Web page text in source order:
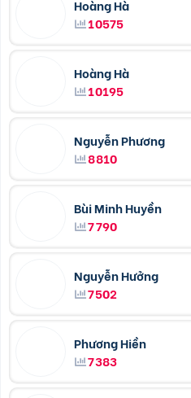
Hoàng Hà
10575
Hoàng Hà
10195
Nguyễn Phương
8810
Bùi Minh Huyền
7790
Nguyễn Hưởng
7502
Phương Hiền
7383